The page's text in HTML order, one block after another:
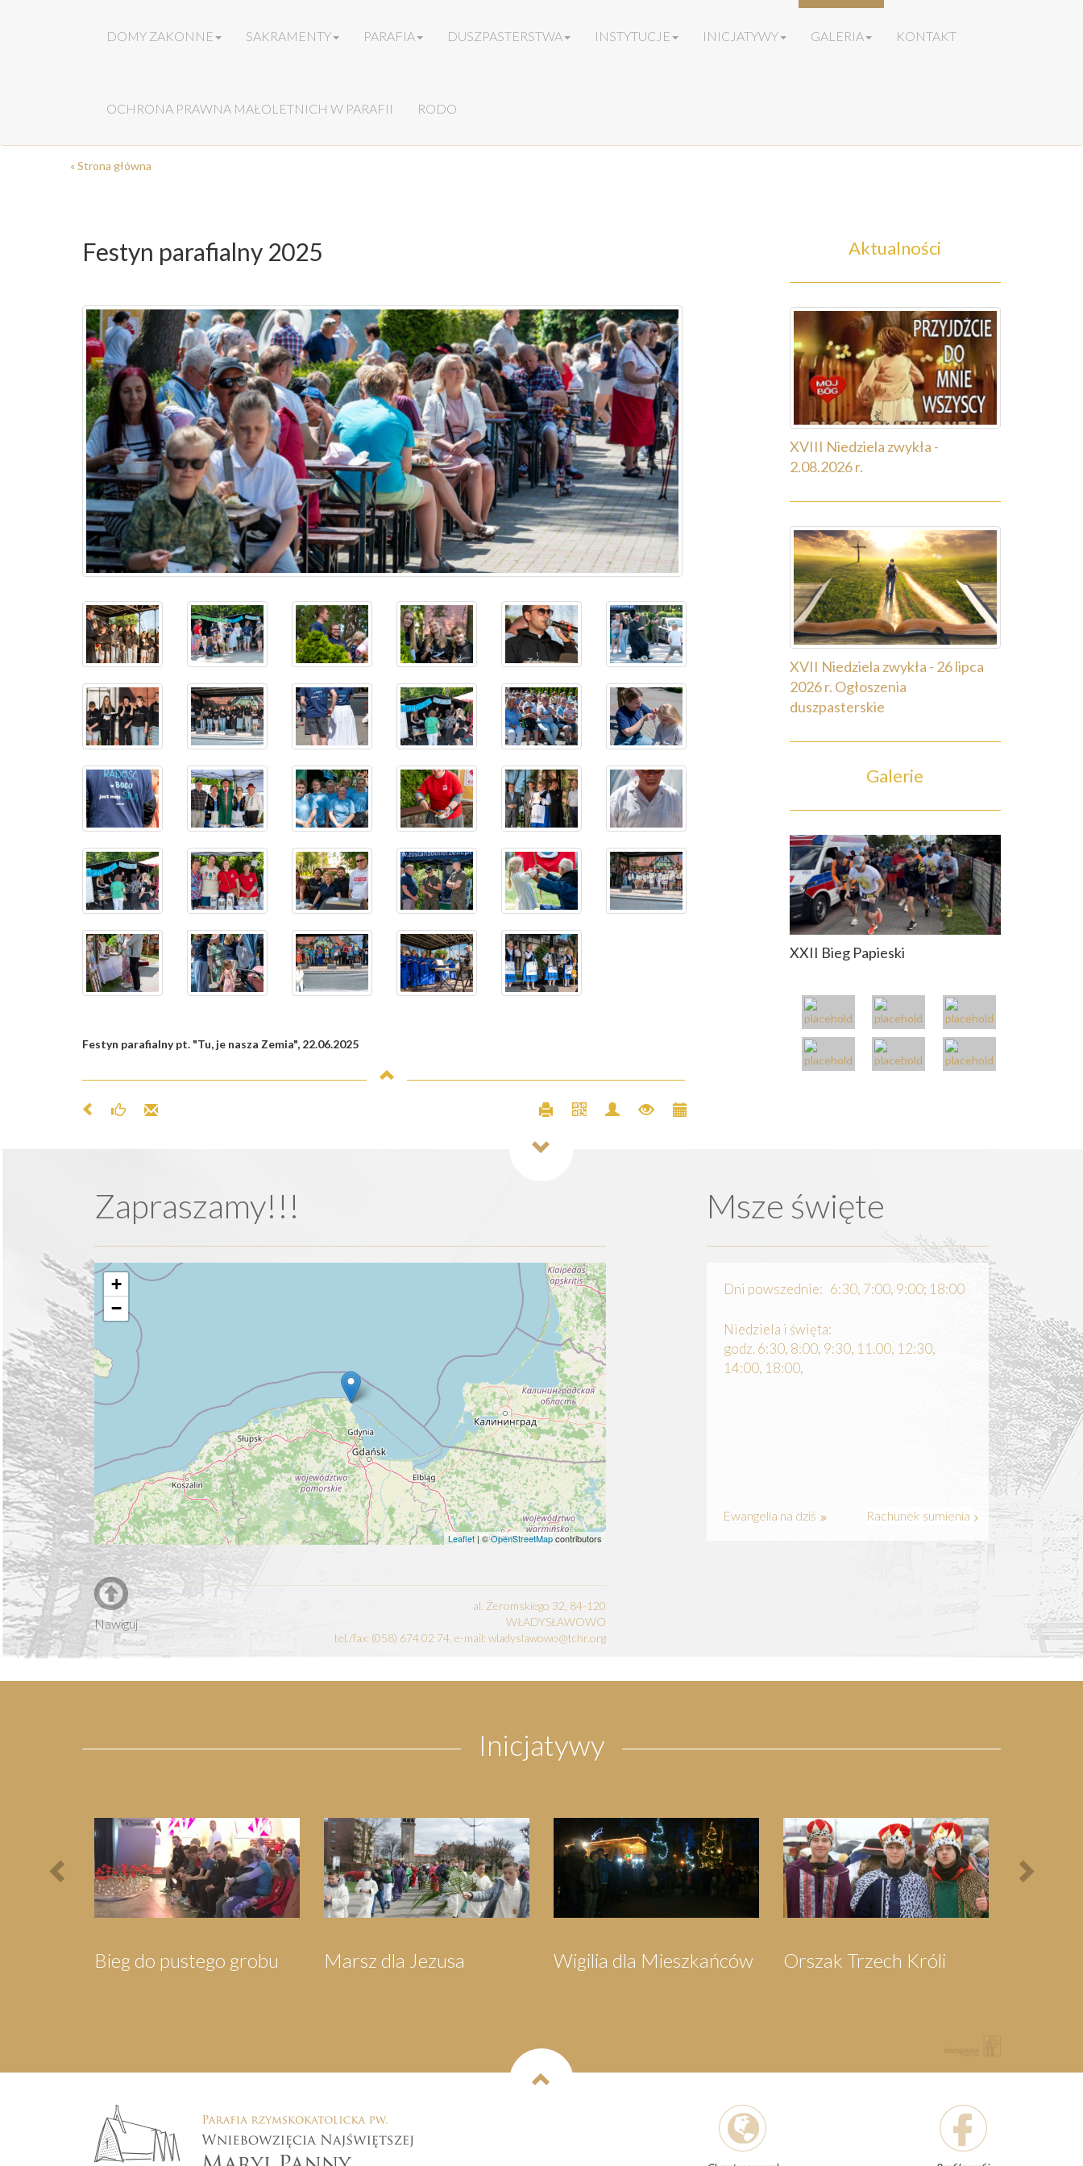
DOMY ZAKONNE SAKRAMENTY PARAFIA DUSZPASTERSTWA INSTYTUCJE INICJATYWY GALERIA KONTAKT
OCHRONA PRAWNA MAŁOLETNICH W PARAFII RODO
« Strona główna
Festyn parafialny 2025
Festyn parafialny pt. "Tu, je nasza Zemia", 22.06.2025
Aktualności
XVIII Niedziela zwykła -
2.08.2026 r.
XVII Niedziela zwykła - 26 lipca
2026 r. Ogłoszenia
duszpasterskie
Galerie
XXII Bieg Papieski
Zapraszamy!!!
+
−
Leaflet | ©OpenStreetMapcontributors
Nawiguj
al. Żeromskiego 32, 84-120
WŁADYSŁAWOWO
tel./fax: (058) 674 02 74, e-mail: wladyslawowo@tchr.org
Msze święte
Dni powszednie: 6:30, 7:00, 9:00; 18:00
Niedziela i święta:
godz. 6:30, 8:00, 9:30, 11.00, 12:30,
14:00, 18:00,
Ewangelia na dziś Rachunek sumienia
Inicjatywy
Wigilia dla Mieszkańców Orszak Trzech Króli
Pielgrzymka do
Pielgrzymka do
Previous